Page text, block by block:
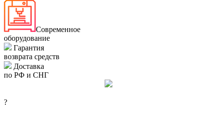
Современное
оборудование
Гарантия
возврата средств
Доставка
по РФ и СНГ
?